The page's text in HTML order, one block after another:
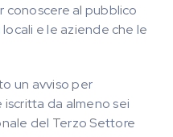
conoscere al pubblico
e le aziende che le
un avviso per
iscritta da almeno sei
del Terzo Settore